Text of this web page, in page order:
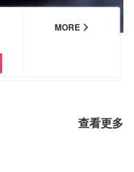
MORE
查看更多